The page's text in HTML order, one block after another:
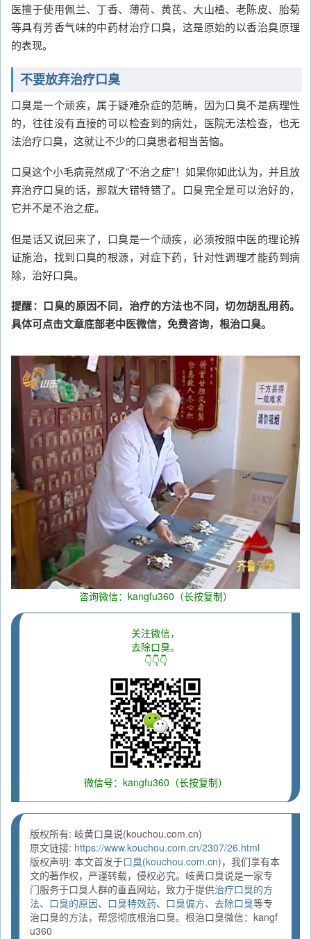
医擅于使用佩兰、丁香、薄荷、黄芪、大山楂、老陈皮、胎菊
等具有芳香气味的中药材治疗口臭，这是原始的以香治臭原理
的表现。
不要放弃治疗口臭
口臭是一个顽疾，属于疑难杂症的范畴，因为口臭不是病理性
的，往往没有直接的可以检查到的病灶，医院无法检查，也无
法治疗口臭，这就让不少的口臭患者相当苦恼。
口臭这个小毛病竟然成了“不治之症”！如果你如此认为，并且放
弃治疗口臭的话，那就大错特错了。口臭完全是可以治好的，
它并不是不治之症。
但是话又说回来了，口臭是一个顽疾，必须按照中医的理论辨
证施治，找到口臭的根源，对症下药，针对性调理才能药到病
除，治好口臭。
提醒：口臭的原因不同，治疗的方法也不同，切勿胡乱用药。
具体可点击文章底部老中医微信，免费咨询，根治口臭。
咨询微信：kangfu360（长按复制）
关注微信，
去除口臭。
👇👇👇
微信号：kangfu360（长按复制）
版权所有: 岐黄口臭说(kouchou.com.cn)
原文链接: https://www.kouchou.com.cn/2307/26.html
版权声明: 本文首发于口臭(kouchou.com.cn)，我们享有本
文的著作权，严谨转载，侵权必究。岐黄口臭说是一家专
门服务于口臭人群的垂直网站，致力于提供治疗口臭的方
法、 口臭的原因、 口臭特效药、 口臭偏方、 去除口臭等专
治口臭的方法，帮您彻底根治口臭。根治口臭微信：kangf
u360